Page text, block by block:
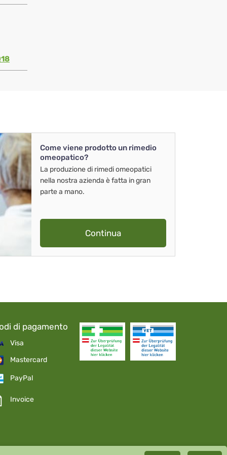
Come viene prodotto un rimedio
omeopatico?
La produzione di rimedi omeopatici
nella nostra azienda è fatta in gran
parte a mano.
Continua
di pagamento
Visa
Mastercard
PayPal
Invoice